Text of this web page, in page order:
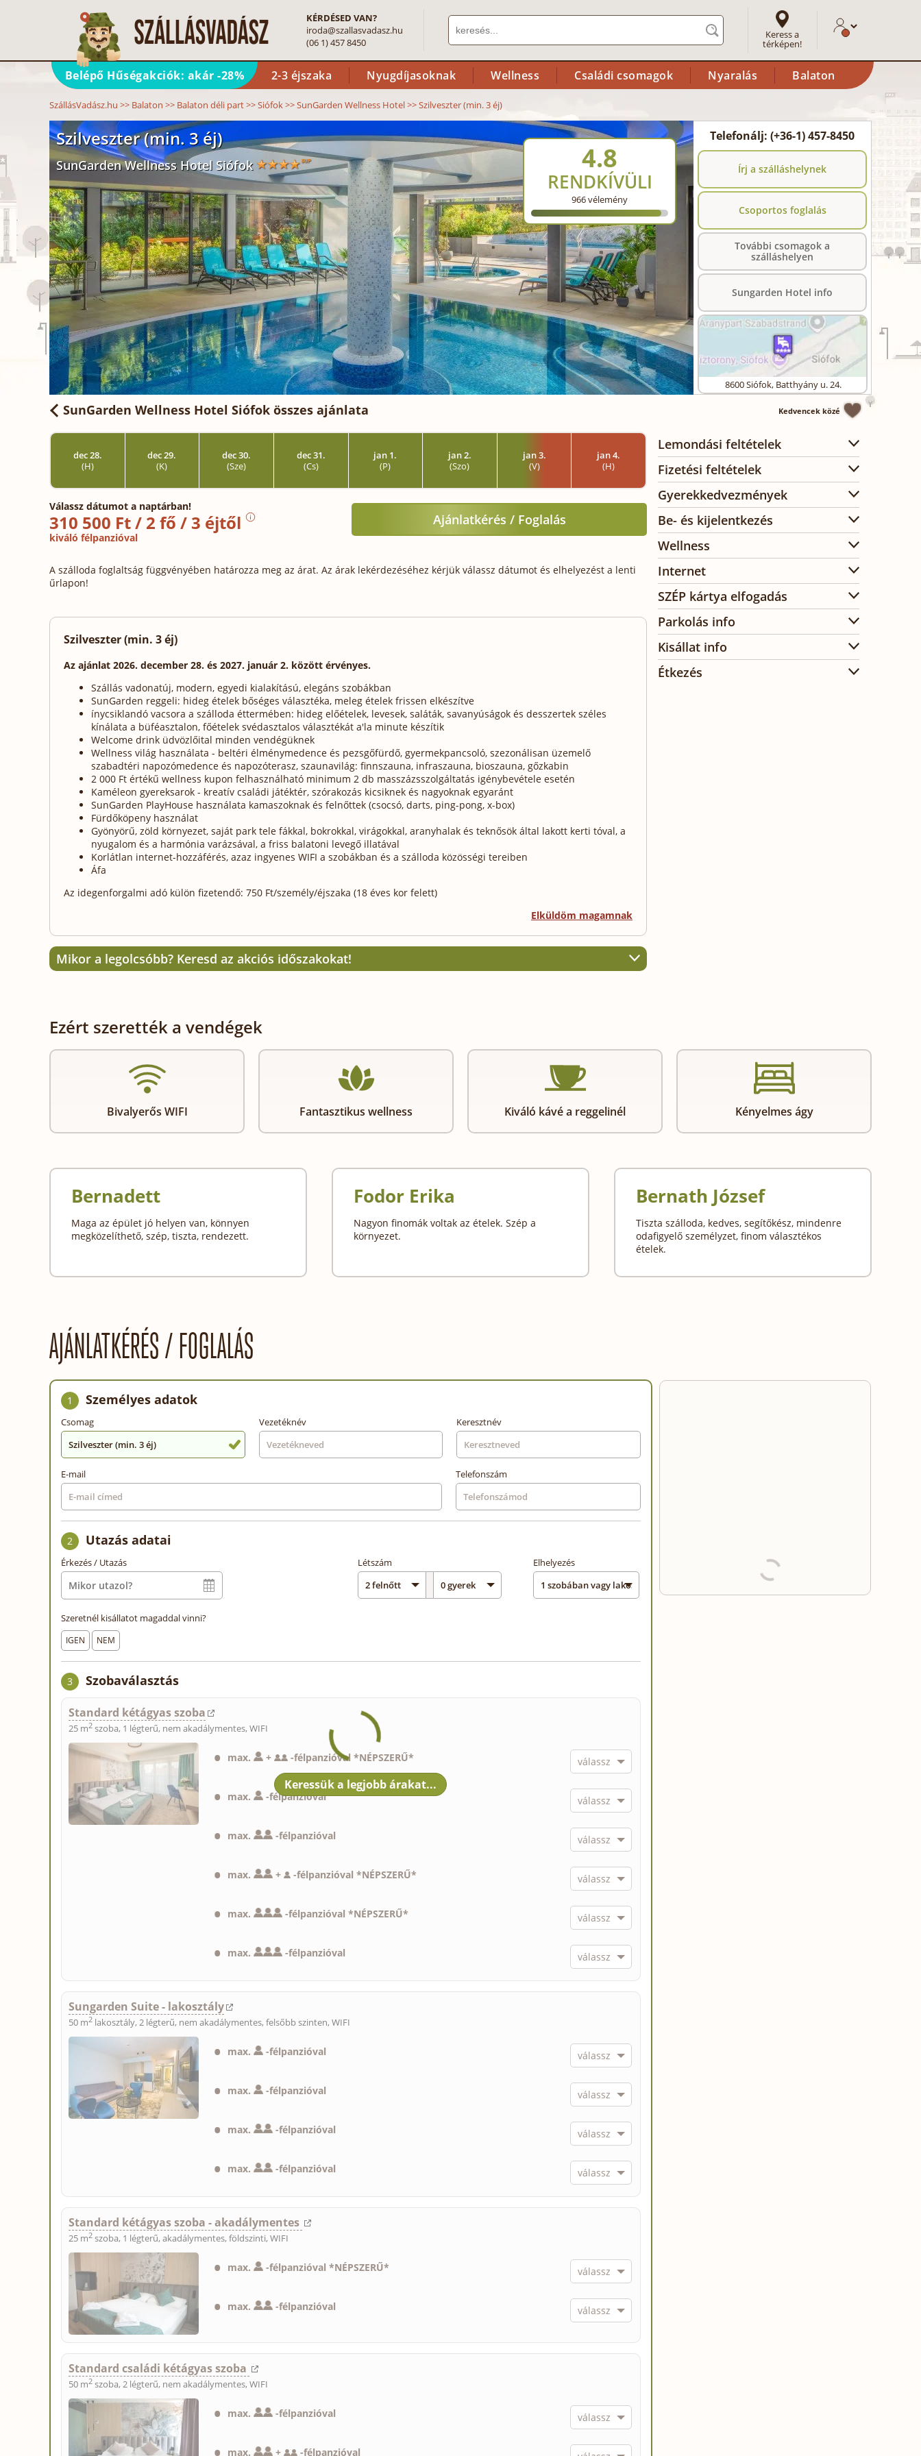
KÉRDÉSED VAN?
iroda@szallasvadasz.hu
(06 1) 457 8450
Keress a
térképen!
Belépő Hűségakciók: akár -28% 2-3 éjszaka Nyugdíjasoknak Wellness Családi csomagok Nyaralás Balaton
SzállásVadász.hu >> Balaton >> Balaton déli part>>Siófok>>SunGarden Wellness Hotel>>Szilveszter (min. 3 éj)
Szilveszter (min. 3 éj)
SunGarden Wellness Hotel Siófok 4.8
RENDKÍVÜLI
966vélemény
Telefonálj: (+36-1) 457-8450
Írj a szálláshelynek
Csoportos foglalás
További csomagok a
szálláshelyen
Sungarden Hotel info
8600Siófok, Batthyány u. 24.
SunGarden Wellness Hotel Siófok összes ajánlata Kedvencek közé
dec 28.
(H)
dec 29.
(K)
dec 30.
(Sze)
dec 31.
(Cs)
jan 1.
(P)
jan 2.
(Szo)
jan 3.
(V)
jan 4.
(H)
Válassz dátumot a naptárban!
310 500 Ft / 2 fő / 3 éjtől
kiváló félpanzióval
Ajánlatkérés / Foglalás
A szálloda foglaltság függvényében határozza meg az árat. Az árak lekérdezéséhez kérjük válassz dátumot és elhelyezést a lenti
űrlapon!
Szilveszter (min. 3 éj)
Az ajánlat 2026. december 28. és 2027. január 2. között érvényes.
Szállás vadonatúj, modern, egyedi kialakítású, elegáns szobákban
SunGarden reggeli: hideg ételek bőséges választéka, meleg ételek frissen elkészítve
ínycsiklandó vacsora a szálloda éttermében: hideg előételek, levesek, saláták, savanyúságok és desszertek széles
kínálata a büféasztalon, főételek svédasztalos választékát a'la minute készítik
Welcome drink üdvözlőital minden vendégüknek
Wellness világ használata - beltéri élménymedence és pezsgőfürdő, gyermekpancsoló, szezonálisan üzemelő
szabadtéri napozómedence és napozóterasz, szaunavilág: finnszauna, infraszauna, bioszauna, gőzkabin
2 000 Ft értékű wellness kupon felhasználható minimum 2 db masszázsszolgáltatás igénybevétele esetén
Kaméleon gyereksarok - kreatív családi játéktér, szórakozás kicsiknek és nagyoknak egyaránt
SunGarden PlayHouse használata kamaszoknak és felnőttek (csocsó, darts, ping-pong, x-box)
Fürdőköpeny használat
Gyönyörű, zöld környezet, saját park tele fákkal, bokrokkal, virágokkal, aranyhalak és teknősök által lakott kerti tóval, a
nyugalom és a harmónia varázsával, a friss balatoni levegő illatával
Korlátlan internet-hozzáférés, azaz ingyenes WIFI a szobákban és a szálloda közösségi tereiben
Áfa
Az idegenforgalmi adó külön fizetendő: 750 Ft/személy/éjszaka (18 éves kor felett)
Elküldöm magamnak
Mikor a legolcsóbb? Keresd az akciós időszakokat!
Lemondási feltételek
Fizetési feltételek
Gyerekkedvezmények
Be- és kijelentkezés
Wellness
Internet
SZÉP kártya elfogadás
Parkolás info
Kisállat info
Étkezés
Ezért szerették a vendégek
Bivalyerős WIFI Fantasztikus wellness Kiváló kávé a reggelinél Kényelmes ágy
Bernadett
Maga az épület jó helyen van, könnyen
megközelíthető, szép, tiszta, rendezett.
Fodor Erika
Nagyon finomák voltak az ételek. Szép a
környezet.
Bernath József
Tiszta szálloda, kedves, segítőkész, mindenre
odafigyelő személyzet, finom választékos
ételek.
AJÁNLATKÉRÉS / FOGLALÁS
1 Személyes adatok
Csomag
Szilveszter (min. 3 éj)
Vezetéknév Keresztnév
E-mail Telefonszám
2 Utazás adatai
Érkezés / Utazás Létszám Elhelyezés
Szeretnél kisállatot magaddal vinni?
IGEN NEM
3 Szobaválasztás
Standard kétágyas szoba
25 m2 szoba, 1 légterű, nem akadálymentes, WIFI
max. + -félpanzióval *NÉPSZERŰ*
max. -félpanzióval
max. -félpanzióval
max. + -félpanzióval *NÉPSZERŰ*
max. -félpanzióval *NÉPSZERŰ*
max. -félpanzióval
Sungarden Suite - lakosztály
50 m2 lakosztály, 2 légterű, nem akadálymentes, felsőbb szinten, WIFI
max. -félpanzióval
max. -félpanzióval
max. -félpanzióval
max. -félpanzióval
Standard kétágyas szoba - akadálymentes
25 m2 szoba, 1 légterű, akadálymentes, földszinti, WIFI
max. -félpanzióval *NÉPSZERŰ*
max. -félpanzióval
Standard családi kétágyas szoba
50 m2 szoba, 2 légterű, nem akadálymentes, WIFI
max. -félpanzióval
max. + -félpanzióval